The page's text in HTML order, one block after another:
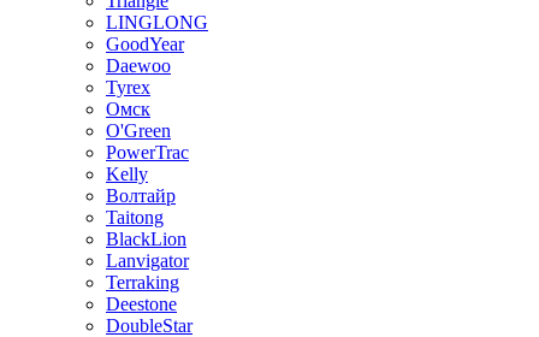
LINGLONG
GoodYear
Daewoo
Tyrex
Омск
O'Green
PowerTrac
Kelly
Волтайр
Taitong
BlackLion
Lanvigator
Terraking
Deestone
DoubleStar